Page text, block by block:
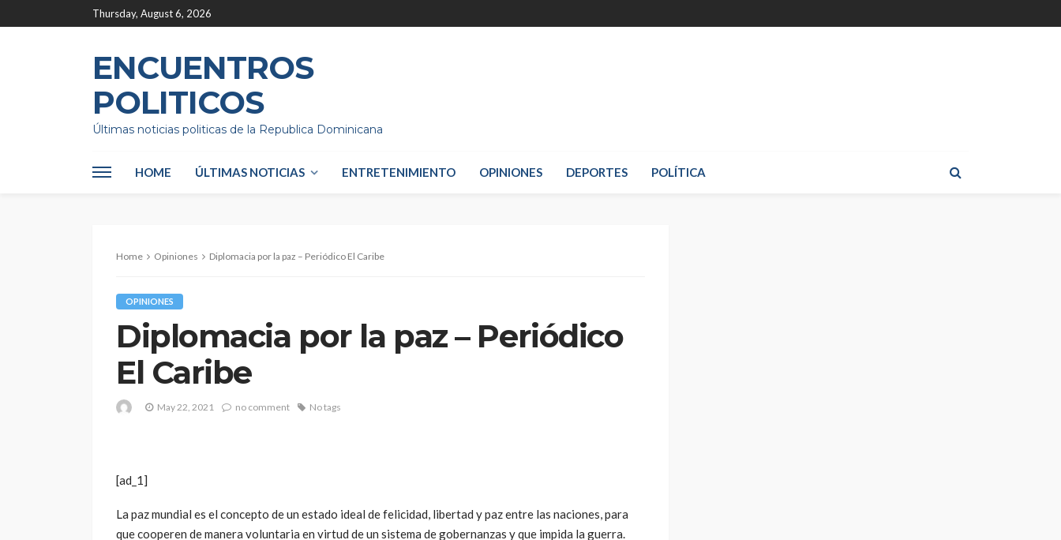
Thursday, August 6, 2026
ENCUENTROS
POLITICOS
Últimas noticias politicas de la Republica Dominicana
HOME ÚLTIMAS NOTICIAS ENTRETENIMIENTO OPINIONES DEPORTES POLÍTICA
Home Opiniones Diplomacia por la paz – Periódico El Caribe
OPINIONES
Diplomacia por la paz – Periódico
El Caribe
May 22, 2021 no comment No tags
[ad_1]
La paz mundial es el concepto de un estado ideal de felicidad, libertad y paz entre las naciones, para
que cooperen de manera voluntaria en virtud de un sistema de gobernanzas y que impida la guerra.